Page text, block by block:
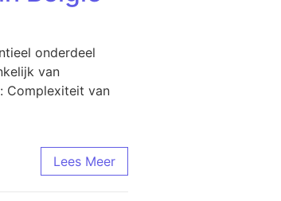
onderdeel
van
Complexiteit van
Lees Meer